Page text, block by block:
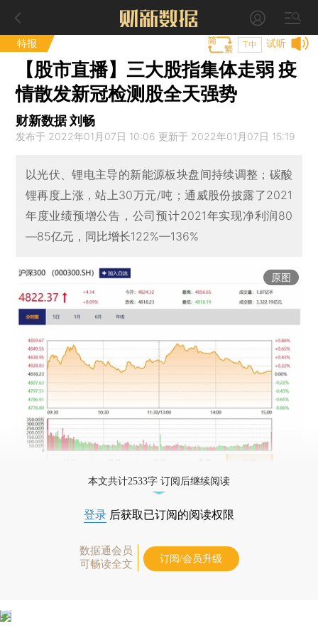
特报 试听
T中
【股市直播】三大股指集体走弱 疫
情散发新冠检测股全天强势
财新数据 刘畅
发布于 2022年01月07日 10:06 更新于 2022年01月07日 15:19
以光伏、锂电主导的新能源板块盘间持续调整；碳酸
锂再度上涨，站上30万元/吨；通威股份披露了2021
年度业绩预增公告，公司预计2021年实现净利润80
—85亿元，同比增长122%—136%
原图
本文共计2533字 订阅后继续阅读
登录 后获取已订阅的阅读权限
数据通会员
可畅读全文
订阅/会员升级